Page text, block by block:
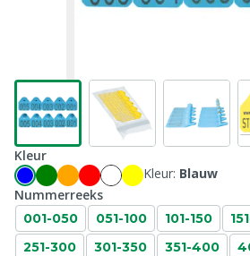
Kleur
Kleur: Blauw
Nummerreeks
001-050 051-100 101-150
251-300
301-350 351-400